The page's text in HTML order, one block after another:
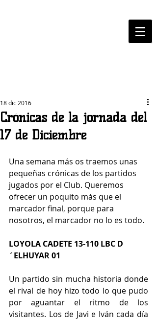
Crónicas de la jornada del
17 de Diciembre
18 dic 2016
Una semana más os traemos unas
pequeñas crónicas de los partidos
jugados por el Club. Queremos
ofrecer un poquito más que el
marcador final, porque para
nosotros, el marcador no lo es todo.
LOYOLA CADETE 13-110 LBC D
´ELHUYAR 01
Un partido sin mucha historia donde
el rival de hoy hizo todo lo que pudo
por aguantar el ritmo de los
visitantes. Los de Javi e Iván cada día